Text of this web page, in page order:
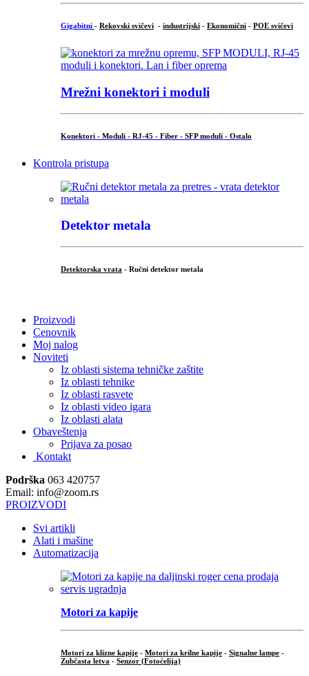
Gigabitni - Rekovski svičevi - industrijski - Ekonomični - POE svičevi
Mrežni konektori i moduli
Konektori - Moduli - RJ-45 - Fiber - SFP moduli - Ostalo
Kontrola pristupa
Detektor metala
Detektorska vrata - Ručni detektor metala
Proizvodi
Cenovnik
Moj nalog
Noviteti
Iz oblasti sistema tehničke zaštite
Iz oblasti tehnike
Iz oblasti rasvete
Iz oblasti video igara
Iz oblasti alata
Obaveštenja
Prijava za posao
Kontakt
Podrška 063 420757
Email: info@zoom.rs
PROIZVODI
Svi artikli
Alati i mašine
Automatizacija
Motori za kapije
Motori za klizne kapije - Motori za krilne kapije - Signalne lampe -
Zubčasta letva - Senzor (Fotoćelija)